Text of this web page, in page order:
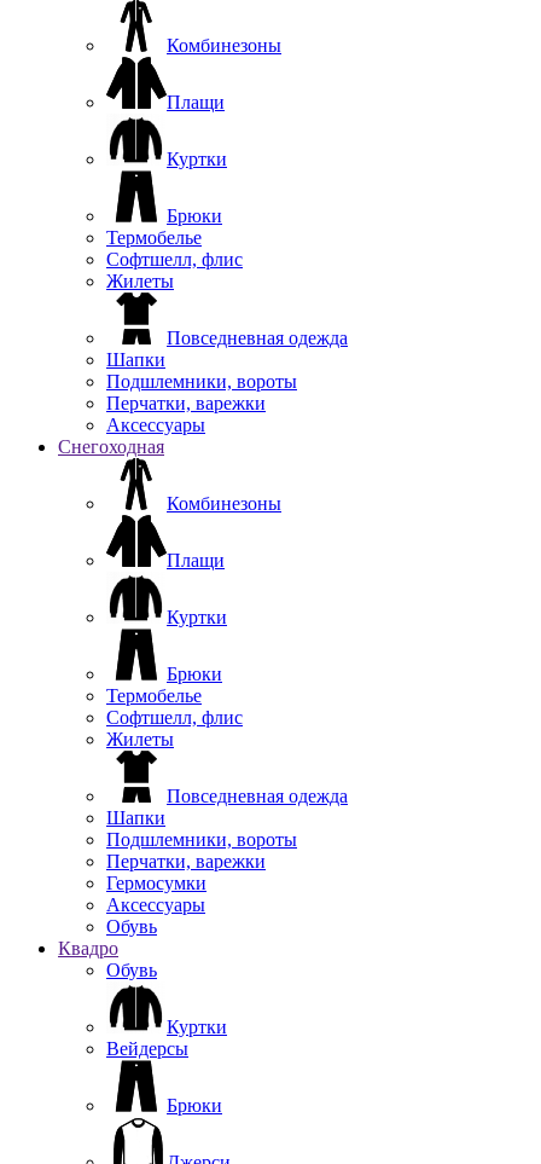
Комбинезоны
Плащи
Куртки
Брюки
Термобелье
Софтшелл, флис
Жилеты
Повседневная одежда
Шапки
Подшлемники, вороты
Перчатки, варежки
Аксессуары
Снегоходная
Комбинезоны
Плащи
Куртки
Брюки
Термобелье
Софтшелл, флис
Жилеты
Повседневная одежда
Шапки
Подшлемники, вороты
Перчатки, варежки
Гермосумки
Аксессуары
Обувь
Квадро
Обувь
Куртки
Вейдерсы
Брюки